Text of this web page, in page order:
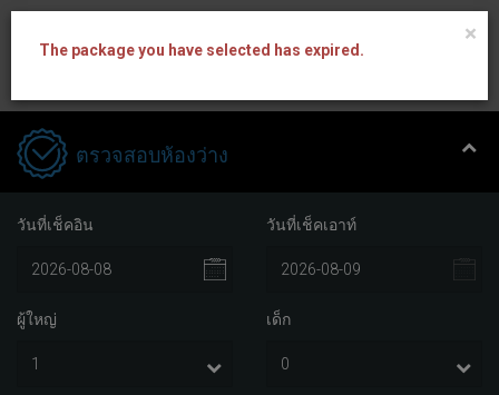
ตรวจสอบห้องว่าง
วันที่เช็คอิน วันที่เช็คเอาท์
ผู้ใหญ่ เด็ก
×
The package you have selected has expired.